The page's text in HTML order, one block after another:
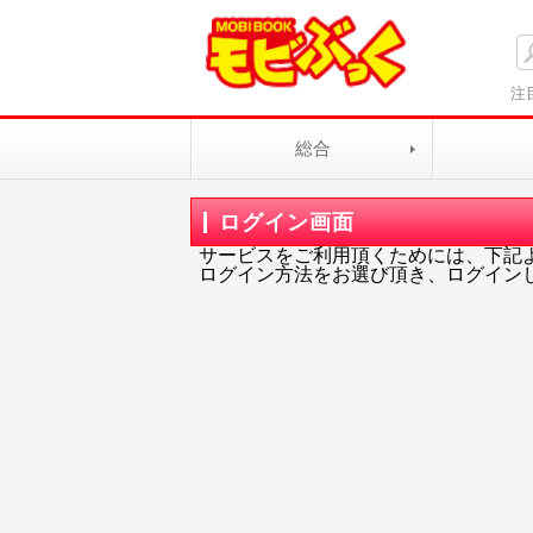
注
総合
ログイン画面
サービスをご利用頂くためには、下記
ログイン方法をお選び頂き、ログイン